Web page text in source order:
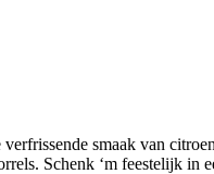
smaak van
Schenk ‘m feestelijk